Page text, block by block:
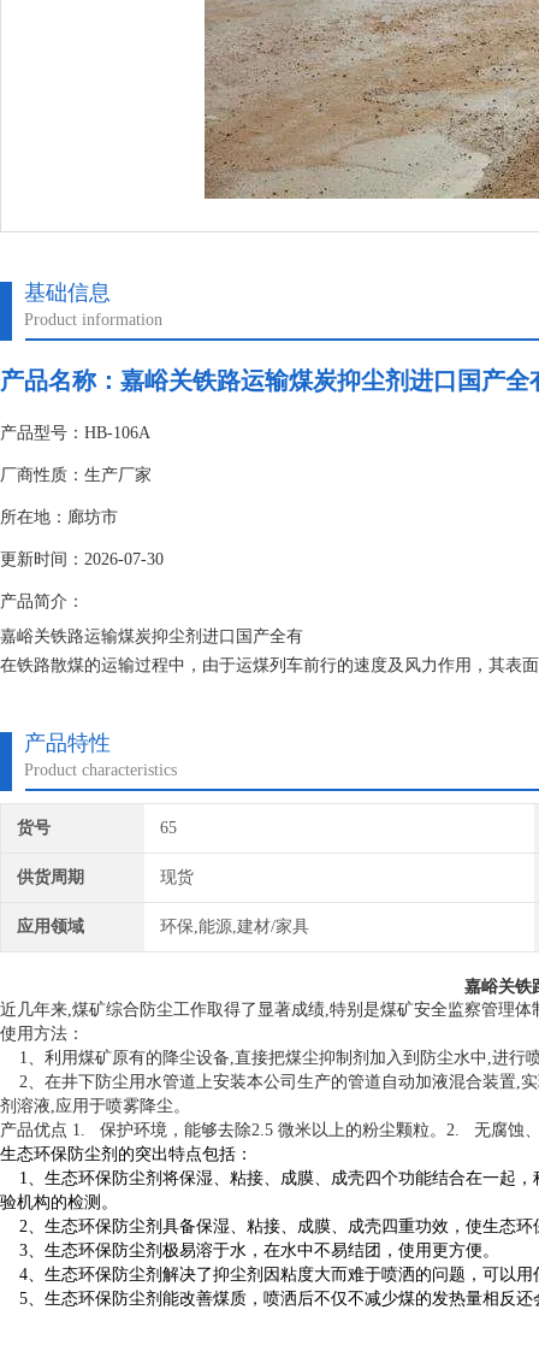
基础信息
Product information
产品名称： 嘉峪关铁路运输煤炭抑尘剂进口国产全
产品型号：HB-106A
厂商性质：生产厂家
所在地：廊坊市
更新时间：2026-07-30
产品简介：
嘉峪关铁路运输煤炭抑尘剂进口国产全有
在铁路散煤的运输过程中，由于运煤列车前行的速度及风力作用，其表
产品特性
Product characteristics
货号 65
供货周期 现货
应用领域 环保,能源,建材/家具
嘉峪关铁
近几年来,煤矿综合防尘工作取得了显著成绩,特别是煤矿安全监察管理
使用方法：
1、利用煤矿原有的降尘设备,直接把煤尘抑制剂加入到防尘水中,进行
2、在井下防尘用水管道上安装本公司生产的管道自动加液混合装置,
剂溶液,应用于喷雾降尘。
产品优点 1.   保护环境，能够去除2.5 微米以上的粉尘颗粒。2.   无腐
生态环保防尘剂的突出特点包括：
1、生态环保防尘剂将保湿、粘接、成膜、成壳四个功能结合在一起
验机构的检测。
2、生态环保防尘剂具备保湿、粘接、成膜、成壳四重功效，使生态
3、生态环保防尘剂极易溶于水，在水中不易结团，使用更方便。
4、生态环保防尘剂解决了抑尘剂因粘度大而难于喷洒的问题，可以
5、生态环保防尘剂能改善煤质，喷洒后不仅不减少煤的发热量相反